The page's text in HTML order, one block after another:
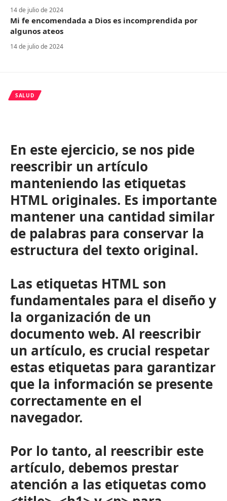
14 de julio de 2024
Mi fe encomendada a Dios es incomprendida por
algunos ateos
14 de julio de 2024
SALUD
En este ejercicio, se nos pide
reescribir un artículo
manteniendo las etiquetas
HTML originales. Es importante
mantener una cantidad similar
de palabras para conservar la
estructura del texto original.
Las etiquetas HTML son
fundamentales para el diseño y
la organización de un
documento web. Al reescribir
un artículo, es crucial respetar
estas etiquetas para garantizar
que la información se presente
correctamente en el
navegador.
Por lo tanto, al reescribir este
artículo, debemos prestar
atención a las etiquetas como